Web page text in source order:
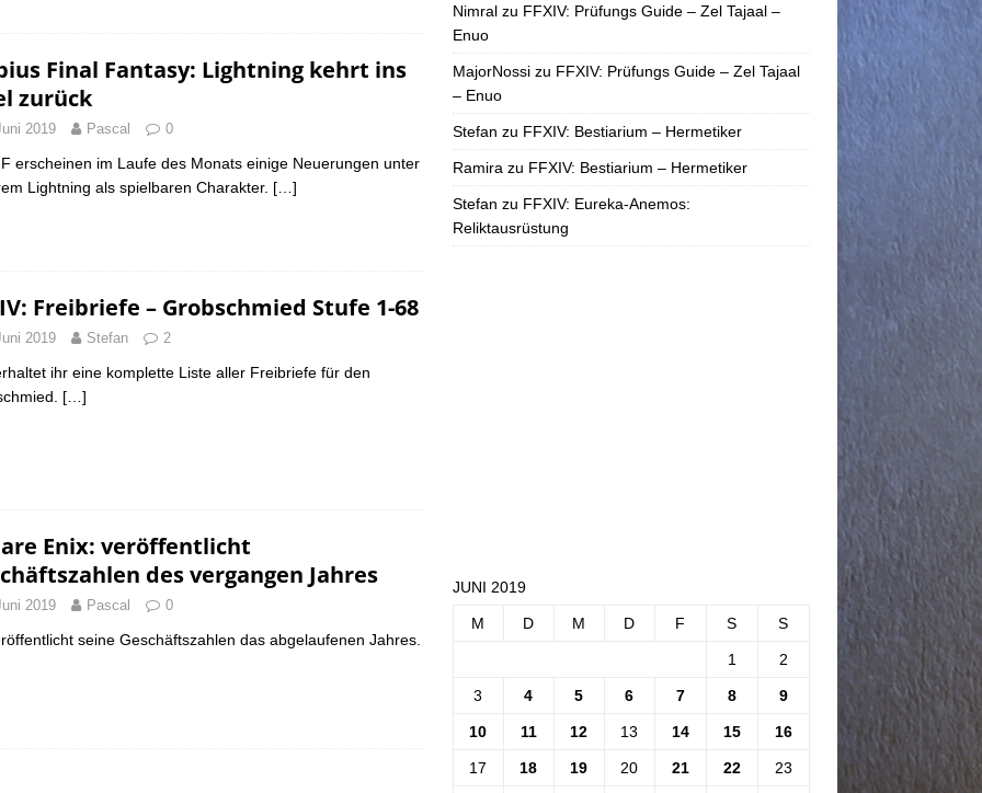
Final Fantasy: Lightning kehrt ins
zurück
2019 Pascal 0
erscheinen im Laufe des Monats einige Neuerungen unter
Lightning als spielbaren Charakter. […]
Freibriefe – Grobschmied Stufe 1-68
2019 Stefan 2
ihr eine komplette Liste aller Freibriefe für den
[…]
Enix: veröffentlicht
des vergangen Jahres
2019 Pascal 0
seine Geschäftszahlen das abgelaufenen Jahres.
Nimralzu FFXIV: Prüfungs Guide – Zel Tajaal –
Enuo
MajorNossizu FFXIV: Prüfungs Guide – Zel Tajaal
– Enuo
Stefan zu FFXIV: Bestiarium – Hermetiker
Ramira zu FFXIV: Bestiarium – Hermetiker
Stefan zu FFXIV: Eureka-Anemos:
Reliktausrüstung
JUNI 2019
M D M D F S S
1 2
3 4 5 6 7 8 9
10 11 12 13 14 15 16
17 18 19 20 21 22 23